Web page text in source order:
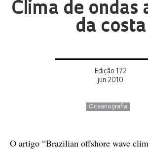
Clima de ondas
da costa
Edição 172
jun 2010
Oceanografia
O artigo “Brazilian offshore wave